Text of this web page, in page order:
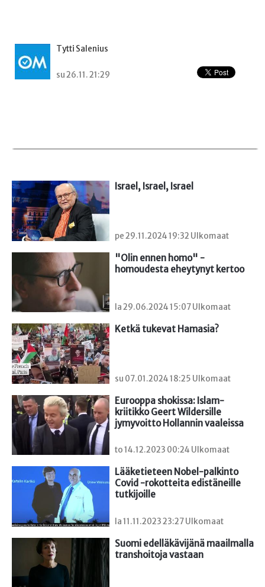
Tytti Salenius
su 26.11. 21:29
Israel, Israel, Israel
pe 29.11.2024 19:32 Ulkomaat
"Olin ennen homo" -
homoudesta eheytynyt kertoo
la 29.06.2024 15:07 Ulkomaat
Ketkä tukevat Hamasia?
su 07.01.2024 18:25 Ulkomaat
Eurooppa shokissa: Islam-
kriitikko Geert Wildersille
jymyvoitto Hollannin vaaleissa
to 14.12.2023 00:24 Ulkomaat
Lääketieteen Nobel-palkinto
Covid -rokotteita edistäneille
tutkijoille
la 11.11.2023 23:27 Ulkomaat
Suomi edelläkävijänä maailmalla
transhoitoja vastaan